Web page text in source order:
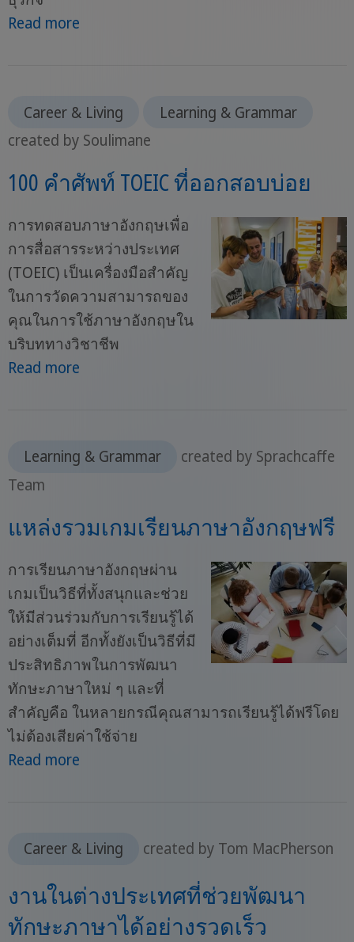
Read more
Career & Living
Learning & Grammar
created by Soulimane
100 คำศัพท์ TOEIC ที่ออกสอบบ่อย
การทดสอบภาษาอังกฤษเพื่อ
การสื่อสารระหว่างประเทศ
(TOEIC) เป็นเครื่องมือสำคัญ
ในการวัดความสามารถของ
คุณในการใช้ภาษาอังกฤษใน
บริบททางวิชาชีพ
Read more
Learning & Grammar
created by Sprachcaffe
Team
แหล่งรวมเกมเรียนภาษาอังกฤษฟรี
การเรียนภาษาอังกฤษผ่าน
เกมเป็นวิธีที่ทั้งสนุกและช่วย
ให้มีส่วนร่วมกับการเรียนรู้ได้
อย่างเต็มที่ อีกทั้งยังเป็นวิธีที่มี
ประสิทธิภาพในการพัฒนา
ทักษะภาษาใหม่ ๆ และที่
สำคัญคือ ในหลายกรณีคุณสามารถเรียนรู้ได้ฟรีโดย
ไม่ต้องเสียค่าใช้จ่าย
Read more
Career & Living created by Tom MacPherson
งานในต่างประเทศที่ช่วยพัฒนา
ทักษะภาษาได้อย่างรวดเร็ว